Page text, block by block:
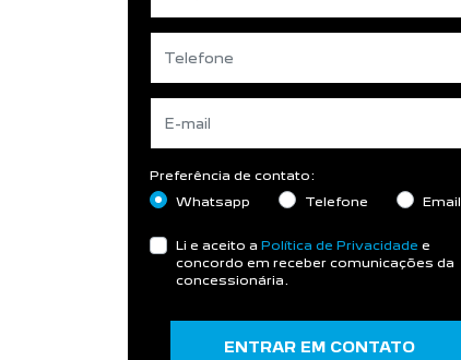
Preferência de contato:
Whatsapp
Telefone Email
Li e aceito a Política de Privacidade e
concordo em receber comunicações da
concessionária.
ENTRAR EM CONTATO